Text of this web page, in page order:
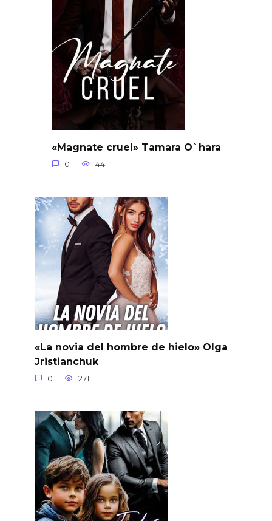
«Magnate cruel» Tamara O`hara
0 44
«La novia del hombre de hielo» Olga
Jristianchuk
0 271